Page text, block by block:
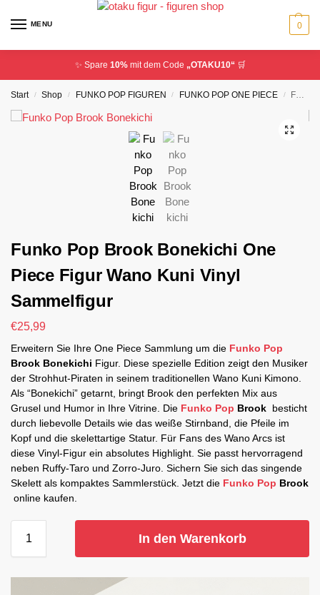
MENU 0
✨ Spare 10%mit dem Code „OTAKU10“ 🛒
Start / Shop / FUNKO POP FIGUREN / FUNKO POP ONE PIECE / Funko Pop Brook Bonekichi One Piece Figur Wano Kuni Vinyl Sammelfigur
Funko Pop Brook Bonekichi One
Piece Figur Wano Kuni Vinyl
Sammelfigur
€25,99
Erweitern Sie Ihre One Piece Sammlung um die Funko Pop
Brook Bonekichi Figur. Diese spezielle Edition zeigt den Musiker
der Strohhut-Piraten in seinem traditionellen Wano Kuni Kimono.
Als “Bonekichi” getarnt, bringt Brook den perfekten Mix aus
Grusel und Humor in Ihre Vitrine. Die Funko Pop Brook besticht
durch liebevolle Details wie das weiße Stirnband, die Pfeile im
Kopf und die skelettartige Statur. Für Fans des Wano Arcs ist
diese Vinyl-Figur ein absolutes Highlight. Sie passt hervorragend
neben Ruffy-Taro und Zorro-Juro. Sichern Sie sich das singende
Skelett als kompaktes Sammlerstück. Jetzt die Funko Pop Brook
online kaufen.
In den Warenkorb